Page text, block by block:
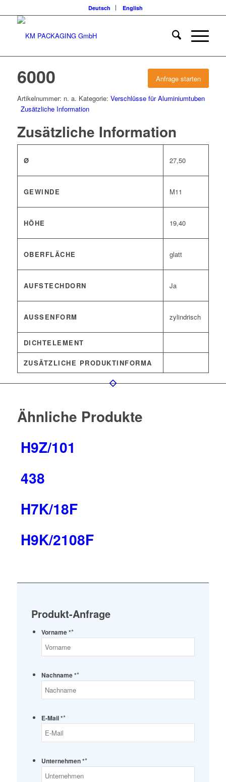
Deutsch English
Anfrage starten
6000
Artikelnummer: n. a. Kategorie: Verschlüsse für Aluminiumtuben
Zusätzliche Information
Zusätzliche Information
Ø 27,50
GEWINDE M11
HÖHE 19,40
OBERFLÄCHE glatt
AUFSTECHDORN Ja
AUSSENFORM zylindrisch
DICHTELEMENT
ZUSÄTZLICHE PRODUKTINFORMA
Ähnliche Produkte
H9Z/101
438
H7K/18F
H9K/2108F
Produkt-Anfrage
Vorname **
Nachname **
E-Mail **
Unternehmen **